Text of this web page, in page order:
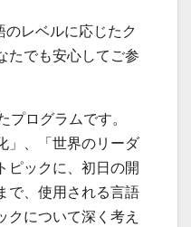
レベルに応じたク
たでも安心してご参
ログラムです。
」、「世界のリーダ
ピックに、初日の開
で、使用される言語
クについて深く考え